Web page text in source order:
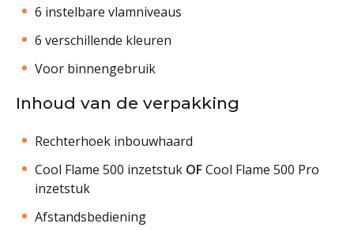
6 instelbare vlamniveaus
6 verschillende kleuren
Voor binnengebruik
Inhoud van de verpakking
Rechterhoek inbouwhaard
Cool Flame 500 inzetstuk OFCool Flame 500 Pro
inzetstuk
Afstandsbediening